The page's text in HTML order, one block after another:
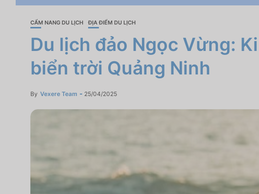
CẨM NANG DU LỊCH ĐỊA ĐIỂM DU LỊCH
Du lịch đảo Ngọc Vừng:
biển trời Quảng Ninh
By Vexere Team 25/04/2025